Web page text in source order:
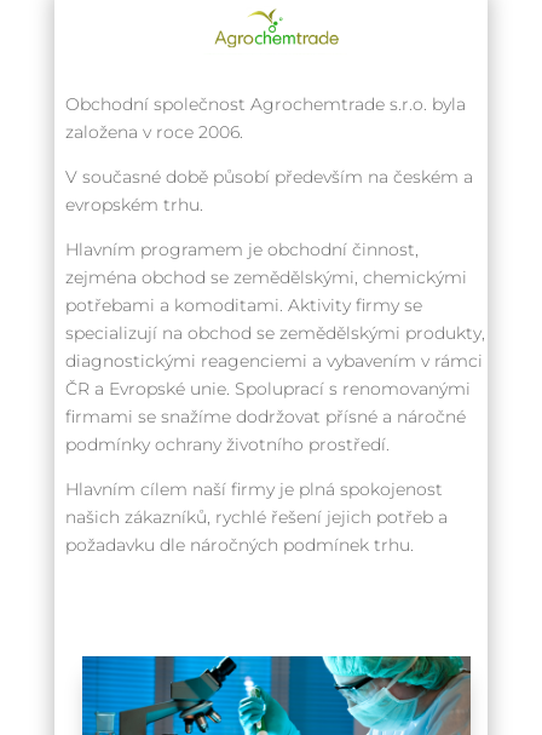
Obchodní společnost Agrochemtrade s.r.o. byla
založena v roce 2006.
V současné době působí především na českém a
evropském trhu.
Hlavním programem je obchodní činnost,
zejména obchod se zemědělskými, chemickými
potřebami a komoditami. Aktivity firmy se
specializují na obchod se zemědělskými produkty,
diagnostickými reagenciemi a vybavením v rámci
ČR a Evropské unie. Spoluprací s renomovanými
firmami se snažíme dodržovat přísné a náročné
podmínky ochrany životního prostředí.
Hlavním cílem naší firmy je plná spokojenost
našich zákazníků, rychlé řešení jejich potřeb a
požadavku dle náročných podmínek trhu.